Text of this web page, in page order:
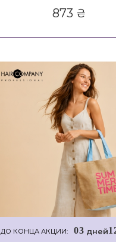
873 ₴
ДО КОНЦА АКЦИИ: 03 дней1